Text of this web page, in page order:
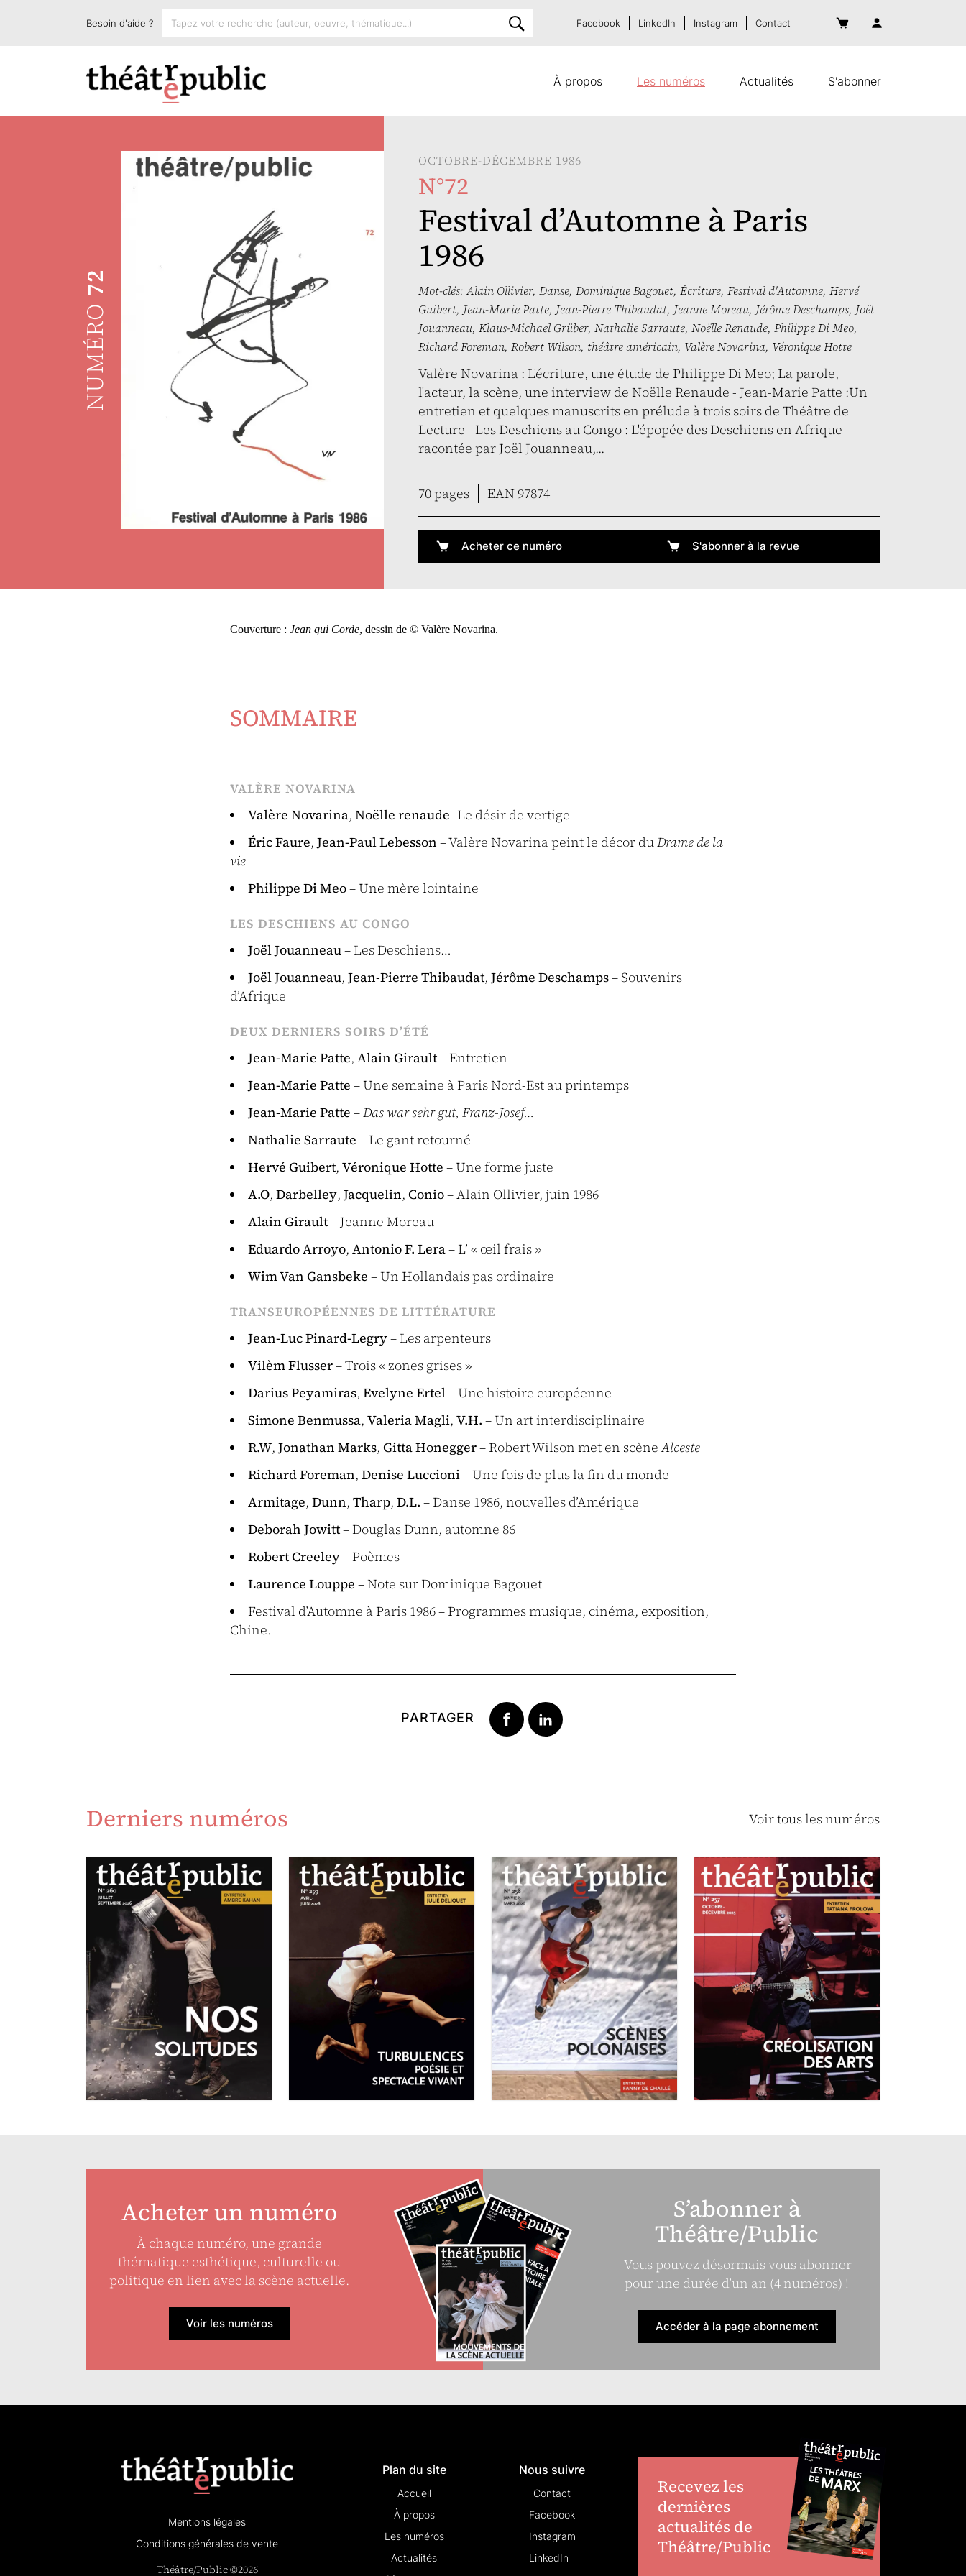
À propos Les numéros Actualités S'abonner
Besoin d'aide ? Facebook LinkedIn Instagram Contact
NUMÉRO
72
OCTOBRE-DÉCEMBRE 1986
N°72
Festival d’Automne à Paris
1986
Mot-clés:Alain Ollivier, Danse, Dominique Bagouet, Écriture, Festival d'Automne, Hervé
Guibert, Jean-Marie Patte, Jean-Pierre Thibaudat, Jeanne Moreau, Jérôme Deschamps, Joël
Jouanneau, Klaus-Michael Grüber, Nathalie Sarraute, Noëlle Renaude, Philippe Di Meo,
Richard Foreman, Robert Wilson, théâtre américain, Valère Novarina, Véronique Hotte
Valère Novarina : L'écriture, une étude de Philippe Di Meo; La parole,
l'acteur, la scène, une interview de Noëlle Renaude - Jean-Marie Patte :Un
entretien et quelques manuscrits en prélude à trois soirs de Théâtre de
Lecture - Les Deschiens au Congo : L'épopée des Deschiens en Afrique
racontée par Joël Jouanneau,...
70 pages EAN 97874
Acheter ce numéro S'abonner à la revue
Couverture : Jean qui Corde, dessin de © Valère Novarina.
SOMMAIRE
VALÈRE NOVARINA
Valère Novarina, Noëlle renaude -Le désir de vertige
Éric Faure, Jean-Paul Lebesson – Valère Novarina peint le décor duDrame de la
vie
Philippe Di Meo– Une mère lointaine
LES DESCHIENS AU CONGO
Joël Jouanneau– Les Deschiens…
Joël Jouanneau, Jean-Pierre Thibaudat, Jérôme Deschamps– Souvenirs
d’Afrique
DEUX DERNIERS SOIRS D’ÉTÉ
Jean-Marie Patte, Alain Girault– Entretien
Jean-Marie Patte – Une semaine à Paris Nord-Est au printemps
Jean-Marie Patte –Das war sehr gut, Franz-Josef…
Nathalie Sarraute – Le gant retourné
Hervé Guibert, Véronique Hotte – Une forme juste
A.O, Darbelley, Jacquelin, Conio– Alain Ollivier, juin 1986
Alain Girault– Jeanne Moreau
Eduardo Arroyo, Antonio F. Lera– L’ « œil frais »
Wim Van Gansbeke – Un Hollandais pas ordinaire
TRANSEUROPÉENNES DE LITTÉRATURE
Jean-Luc Pinard-Legry– Les arpenteurs
Vilèm Flusser– Trois « zones grises »
Darius Peyamiras, Evelyne Ertel– Une histoire européenne
Simone Benmussa, Valeria Magli, V.H. – Un art interdisciplinaire
R.W, Jonathan Marks, Gitta Honegger– Robert Wilson met en scèneAlceste
Richard Foreman, Denise Luccioni– Une fois de plus la fin du monde
Armitage, Dunn, Tharp, D.L. – Danse 1986, nouvelles d’Amérique
Deborah Jowitt– Douglas Dunn, automne 86
Robert Creeley– Poèmes
Laurence Louppe – Note sur Dominique Bagouet
Festival d’Automne à Paris 1986 – Programmes musique, cinéma, exposition,
Chine.
PARTAGER
Derniers numéros Voir tous les numéros
JUILLET-SEPTEMBRE 2026
N°260
Nos solitudes
AVRIL-JUIN 2026
N°259
Turbulences :
poésie et
spectacle vivant
JANVIER-MARS 2026
N°258
Scènes
polonaises
OCTOBRE-DÉCEMBRE 2025
N°257
Créolisation des
Acheter un numéro
À chaque numéro, une grande
thématique esthétique, culturelle ou
politique en lien avec la scène actuelle.
Voir les numéros
S’abonner à
Théâtre/Public
Vous pouvez désormais vous abonner
pour une durée d’un an (4 numéros) !
Accéder à la page abonnement
Mentions légales
Conditions générales de vente
Théâtre/Public ©2026
Plan du site
Accueil
À propos
Les numéros
Actualités
Nous suivre
Contact
Facebook
Instagram
LinkedIn
Recevez les
dernières
actualités de
Théâtre/Public